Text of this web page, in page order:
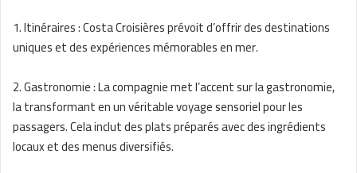
1. Itinéraires : Costa Croisières prévoit d’offrir des destinations
uniques et des expériences mémorables en mer.
2. Gastronomie : La compagnie met l’accent sur la gastronomie,
la transformant en un véritable voyage sensoriel pour les
passagers. Cela inclut des plats préparés avec des ingrédients
locaux et des menus diversifiés.